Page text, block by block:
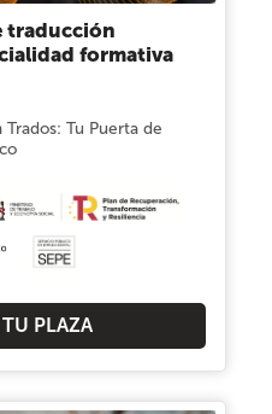
traducción
formativa
Tu Puerta de
PLAZA